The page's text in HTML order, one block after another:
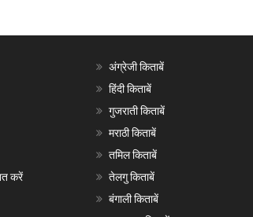
करें
अंग्रेजी किताबें
हिंदी किताबें
गुजराती किताबें
मराठी किताबें
तमिल किताबें
तेलगु किताबें
बंगाली किताबें